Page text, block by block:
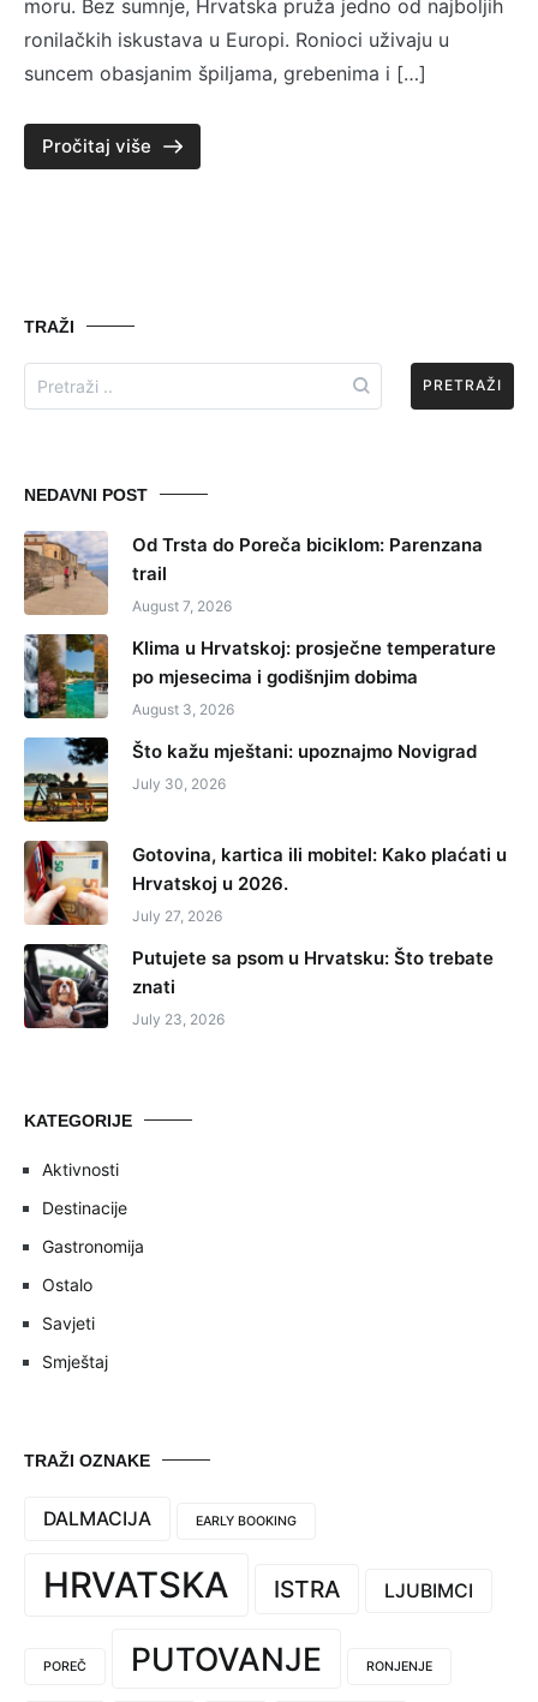
moru. Bez sumnje, Hrvatska pruža jedno od najboljih
ronilačkih iskustava u Europi. Ronioci uživaju u
suncem obasjanim špiljama, grebenima i […]
Pročitaj više
TRAŽI
Search
for:
NEDAVNI POST
Od Trsta do Poreča biciklom: Parenzana
trail
August 7, 2026
Klima u Hrvatskoj: prosječne temperature
po mjesecima i godišnjim dobima
August 3, 2026
Što kažu mještani: upoznajmo Novigrad
July 30, 2026
Gotovina, kartica ili mobitel: Kako plaćati u
Hrvatskoj u 2026.
July 27, 2026
Putujete sa psom u Hrvatsku: Što trebate
znati
July 23, 2026
KATEGORIJE
Aktivnosti
Destinacije
Gastronomija
Ostalo
Savjeti
Smještaj
TRAŽI OZNAKE
DALMACIJA EARLY BOOKING
HRVATSKA ISTRA LJUBIMCI
POREČ PUTOVANJE RONJENJE